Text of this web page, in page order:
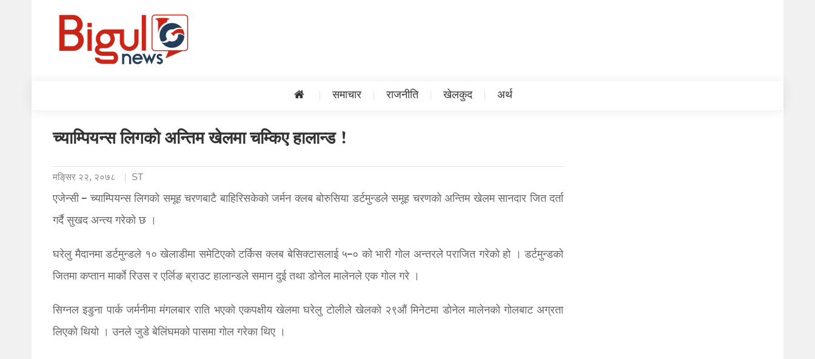
समाचार राजनीति खेलकुद अर्थ
च्याम्पियन्स लिगको अन्तिम खेलमा चम्किए हालान्ड !
मङि्सर २२, २०७८ ST
एजेन्सी – च्याम्पियन्स लिगको समूह चरणबाटै बाहिरिसकेको जर्मन क्लब बोरुसिया डर्टमुन्डले समूह चरणको अन्तिम खेलम सानदार जित दर्ता
गर्दै सुखद अन्त्य गरेको छ ।
घरेलु मैदानमा डर्टमुन्डले १० खेलाडीमा समेटिएको टर्किस क्लब बेसिक्टासलाई ५–० को भारी गोल अन्तरले पराजित गरेको हो । डर्टमुन्डको
जितमा कप्तान मार्काे रिउस र एर्लिङ ब्राउट हालान्डले समान दुई तथा डोनेल मालेनले एक गोल गरे ।
सिग्नल इडुना पार्क जर्मनीमा मंगलबार राति भएको एकपक्षीय खेलमा घरेलु टोलीले खेलको २९औं मिनेटमा डोनेल मालेनको गोलबाट अग्रता
लिएको थियो । उनले जुडे बेलिंघमको पासमा गोल गरेका थिए ।